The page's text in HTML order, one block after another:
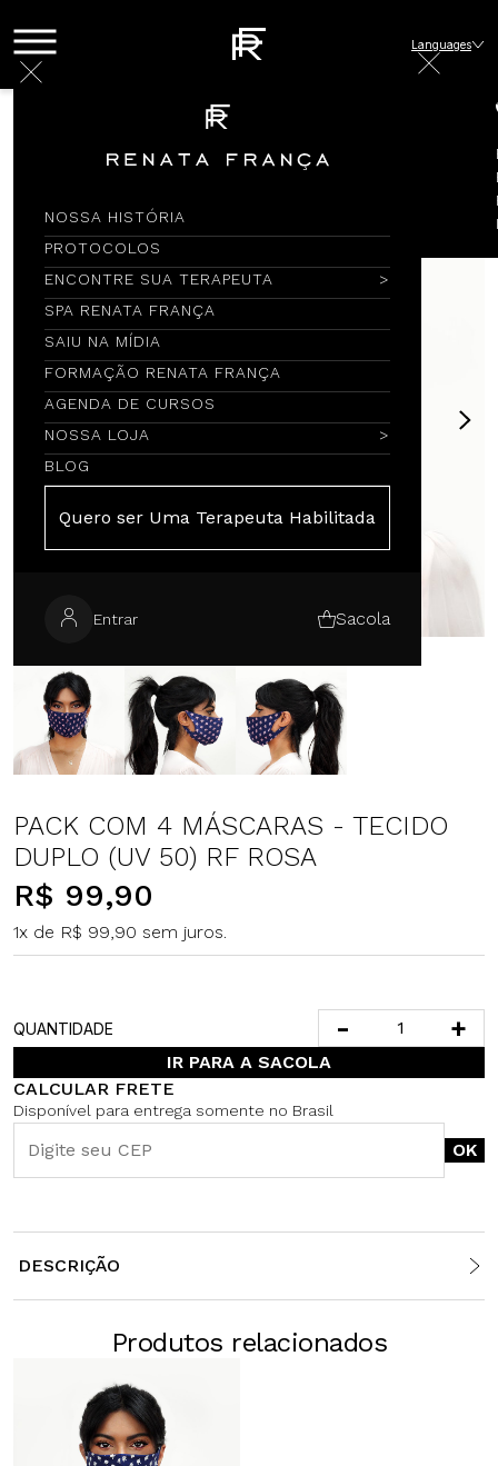
NOSSA HISTÓRIA
PROTOCOLOS
ENCONTRE SUA TERAPEUTA
SPA RENATA FRANÇA
SAIU NA MÍDIA
FORMAÇÃO RENATA FRANÇA
AGENDA DE CURSOS
NOSSA LOJA
BLOG
Quero ser Uma Terapeuta Habilitada
Entrar Sacola
Languages
PACK COM 4 MÁSCARAS - TECIDO
DUPLO (UV 50) RF ROSA
R$ 99,90
1x de R$ 99,90 sem juros.
QUANTIDADE - +
IR PARA A SACOLA
CALCULAR FRETE
Disponível para entrega somente no Brasil
OK
DESCRIÇÃO
Produtos relacionados